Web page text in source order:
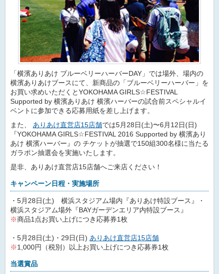
「横濱ありあけ ブルーベリーハーバーDAY」では場外、場内の
横濱ありあけブースにて、新商品の「ブルーベリーハーバー」を
お買い求めいただくとYOKOHAMA GIRLS☆FESTIVAL
Supported by 横濱ありあけ 横濱ハーバーの試合前スペシャルイ
ベントに参加できる応募用紙を差し上げます。
また、 ありあけ直営店15店舗では5月28日(土)〜6月12日(日)
『YOKOHAMA GIRLS☆FESTIVAL 2016 Supported by 横濱あり
あけ 横濱ハーバー』の チケットが抽選で150組300名様に当たる
ガラポン抽選会を実施いたします。
是非、ありあけ直営店15店舗へご来店ください！
キャンペーン日程・実施場所
・5月28日(土) 横浜スタジアム場内『ありあけ特設ブース』・
横浜スタジアム場外『BAYガーデンエリア内特設ブース』
※商品1点お買い上げにつき応募券1枚
・5月28日(土)・29日(日) ありあけ直営店15店舗
※1,000円（税別）以上お買い上げにつき応募券1枚
当選賞品